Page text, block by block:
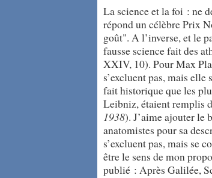
La science et la foi : ne
répond un célèbre Prix
goût". A l’inverse, et le
fausse science fait des
XXIV, 10). Pour Max
s’excluent pas, mais
fait historique que les
Leibniz, étaient remplis
1938). J’aime ajouter le
anatomistes pour sa
s’excluent pas, mais se
être le sens de mon
publié : Après Galilée,